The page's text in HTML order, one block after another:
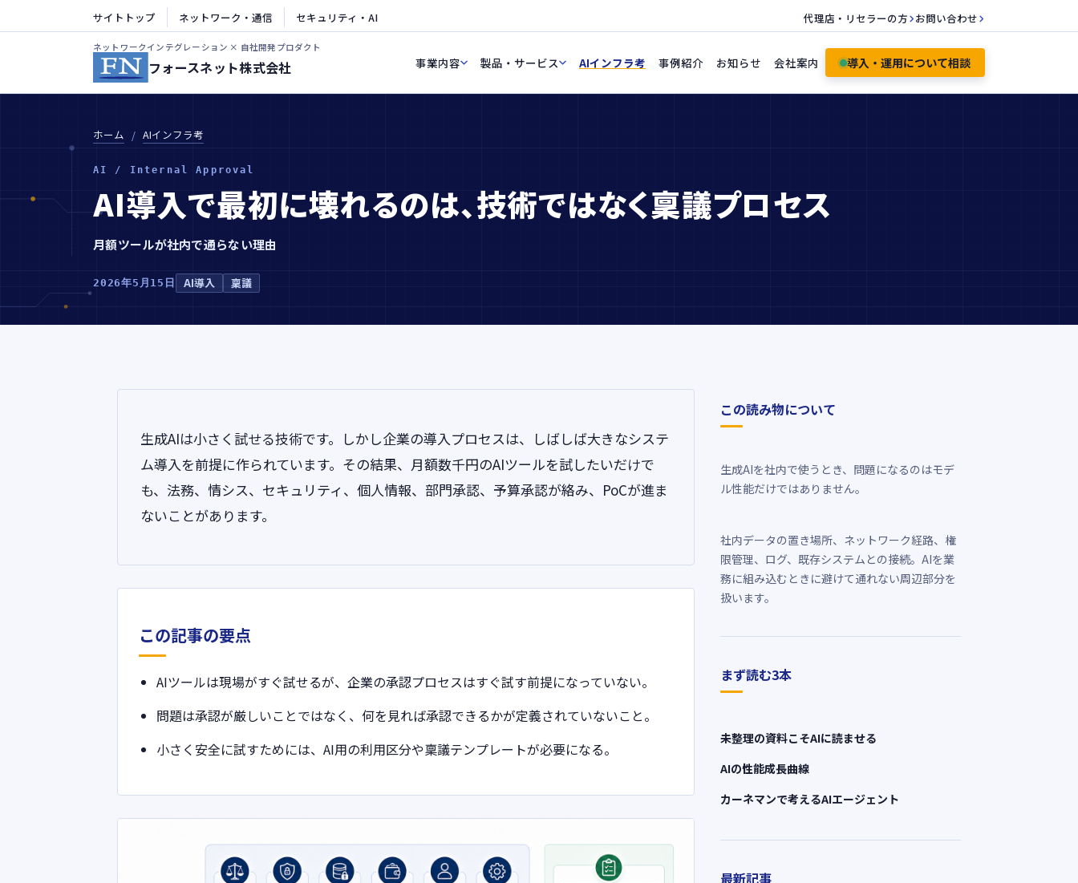
サイトトップ ネットワーク・通信 セキュリティ・AI 代理店・リセラーの方 お問い合わせ
ネットワークインテグレーション × 自社開発プロダクト
フォースネット株式会社 事業内容 製品・サービス AIインフラ考 事例紹介 お知らせ 会社案内 導入・運用について相談
ホーム AIインフラ考
AI / Internal Approval
AI導入で最初に壊れるのは、技術ではなく稟議プロセス
月額ツールが社内で通らない理由
2026年5月15日 AI導入 稟議
生成AIは小さく試せる技術です。しかし企業の導入プロセスは、しばしば大きなシステ
ム導入を前提に作られています。その結果、月額数千円のAIツールを試したいだけで
も、法務、情シス、セキュリティ、個人情報、部門承認、予算承認が絡み、PoCが進ま
ないことがあります。
この記事の要点
AIツールは現場がすぐ試せるが、企業の承認プロセスはすぐ試す前提になっていない。
問題は承認が厳しいことではなく、何を見れば承認できるかが定義されていないこと。
小さく安全に試すためには、AI用の利用区分や稟議テンプレートが必要になる。
この読み物について
生成AIを社内で使うとき、問題になるのはモデ
ル性能だけではありません。
社内データの置き場所、ネットワーク経路、権
限管理、ログ、既存システムとの接続。AIを業
務に組み込むときに避けて通れない周辺部分を
扱います。
まず読む3本
未整理の資料こそAIに読ませる
AIの性能成長曲線
カーネマンで考えるAIエージェント
最新記事